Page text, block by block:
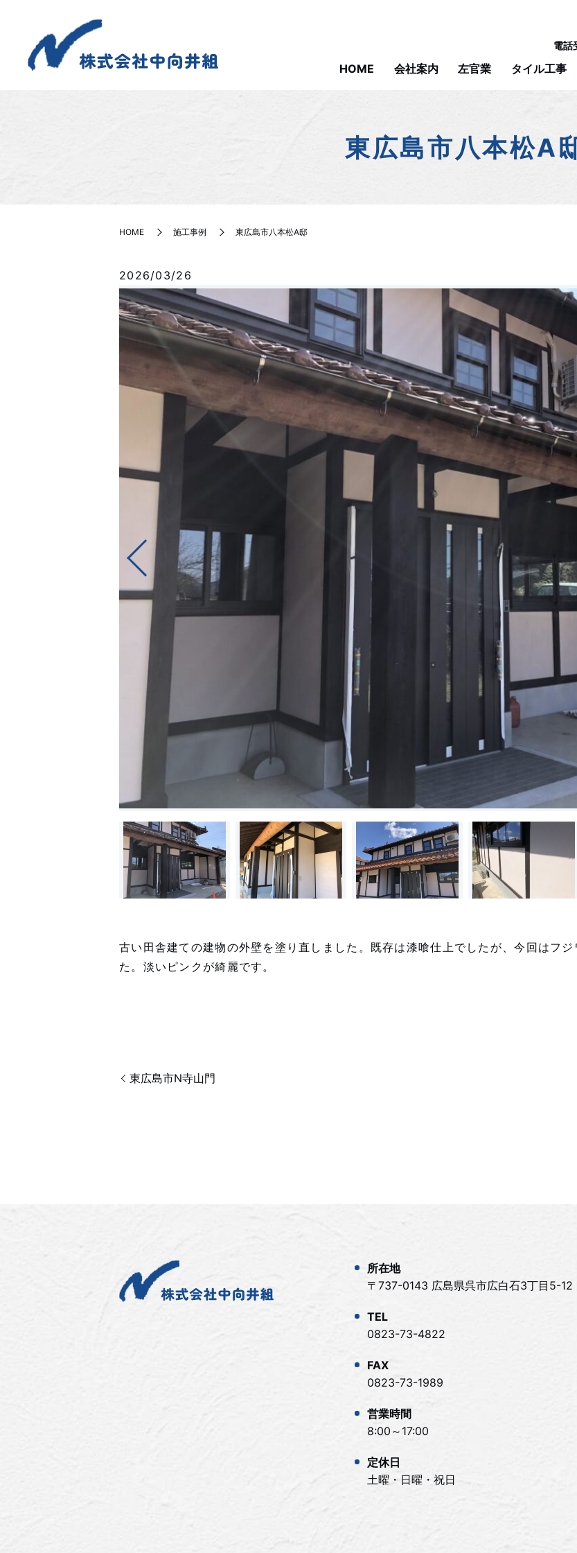
HOME 会社案内 左官業 タイル工事
電話
東広島市八本松A
HOME 施工事例 東広島市八本松A邸
2026/03/26
古い田舎建ての建物の外壁を塗り直しました。既存は漆喰仕上でしたが、今回はフ
た。淡いピンクが綺麗です。
東広島市N寺山門
所在地
〒737-0143 広島県呉市広白石3丁目5-12
TEL
0823-73-4822
FAX
0823-73-1989
営業時間
8:00～17:00
定休日
土曜・日曜・祝日